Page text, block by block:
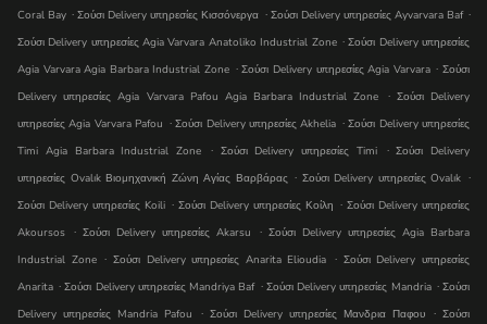
Coral Bay . Ʃούσι Delivery υπηρεσίες Κισσόνεργα . Ʃούσι Delivery υπηρεσίες Ayvarvara Baf .
Ʃούσι Delivery υπηρεσίες Agia Varvara Anatoliko Industrial Zone . Ʃούσι Delivery υπηρεσίες
Agia Varvara Agia Barbara Industrial Zone . Ʃούσι Delivery υπηρεσίες Agia Varvara . Ʃούσι
Delivery υπηρεσίες Agia Varvara Pafou Agia Barbara Industrial Zone
. Ʃούσι Delivery
υπηρεσίες Agia Varvara Pafou . Ʃούσι Delivery υπηρεσίες Akhelia . Ʃούσι Delivery υπηρεσίες
Timi Agia Barbara Industrial Zone
. Ʃούσι Delivery υπηρεσίες Timi . Ʃούσι Delivery
υπηρεσίες Ovalık Βιομηχανική Ζώνη Αγίας Βαρβάρας . Ʃούσι Delivery υπηρεσίες Ovalık .
Ʃούσι Delivery υπηρεσίες Koili . Ʃούσι Delivery υπηρεσίες Κοίλη . Ʃούσι Delivery υπηρεσίες
Akoursos . Ʃούσι Delivery υπηρεσίες Akarsu . Ʃούσι Delivery υπηρεσίες Agia Barbara
Industrial Zone . Ʃούσι Delivery υπηρεσίες Anarita Elioudia . Ʃούσι Delivery υπηρεσίες
Anarita . Ʃούσι Delivery υπηρεσίες Mandri̇ya Baf . Ʃούσι Delivery υπηρεσίες Mandria . Ʃούσι
Delivery υπηρεσίες Mandria Pafou
. Ʃούσι Delivery υπηρεσίες Μανδρια Παφου . Ʃούσι